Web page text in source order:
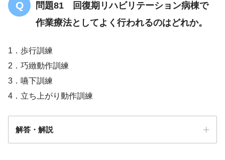
問題81 回復期リハビリテーション病棟で
作業療法としてよく行われるのはどれか。
1．歩行訓練
2．巧緻動作訓練
3．嚥下訓練
4．立ち上がり動作訓練
解答・解説